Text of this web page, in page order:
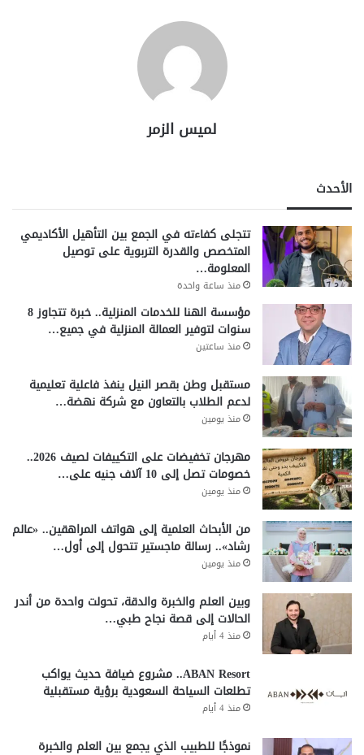
لميس الزمر
الأحدث
تتجلى كفاءته في الجمع بين التأهيل الأكاديمي
المتخصص والقدرة التربوية على توصيل
المعلومة…
منذ ساعة واحدة
مؤسسة الهنا للخدمات المنزلية.. خبرة تتجاوز 8
سنوات لتوفير العمالة المنزلية في جميع…
منذ ساعتين
مستقبل وطن بقصر النيل ينفذ فاعلية تعليمية
لدعم الطلاب بالتعاون مع شركة نهضة…
منذ يومين
مهرجان تخفيضات على التكييفات لصيف 2026..
خصومات تصل إلى 10 آلاف جنيه على…
منذ يومين
من الأبحاث العلمية إلى هواتف المراهقين.. «عالم
رشاد».. رسالة ماجستير تتحول إلى أول…
منذ يومين
وبين العلم والخبرة والدقة، تحولت واحدة من أندر
الحالات إلى قصة نجاح طبي…
منذ 4 أيام
ABAN Resort.. مشروع ضيافة حديث يواكب
تطلعات السياحة السعودية برؤية مستقبلية
منذ 4 أيام
نموذجًا للطبيب الذي يجمع بين العلم والخبرة